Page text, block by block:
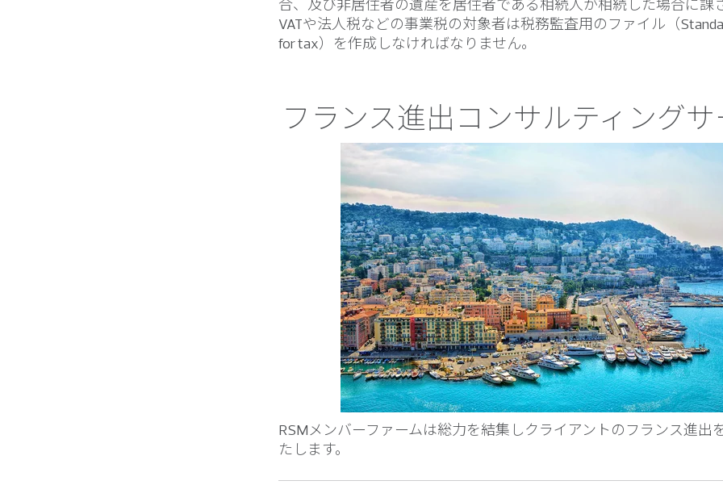
合、及び非居住者の遺産を居住者である相続人が相続した場合に課
VATや法人税などの事業税の対象者は税務監査用のファイル（
for tax）を作成しなければなりません。
フランス進出コンサルティング
RSMメンバーファームは総力を結集しクライアントのフランス進出
たします。